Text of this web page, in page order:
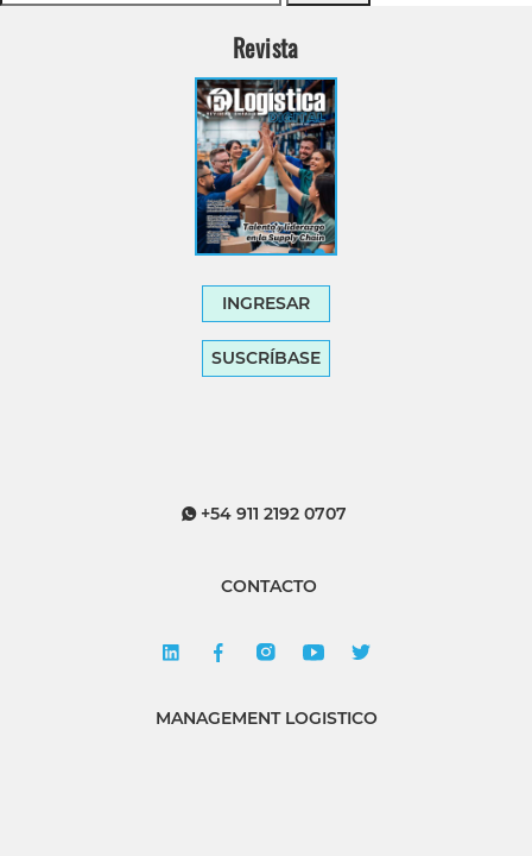
Revista
INGRESAR
SUSCRÍBASE
+54 911 2192 0707
CONTACTO
MANAGEMENT LOGISTICO